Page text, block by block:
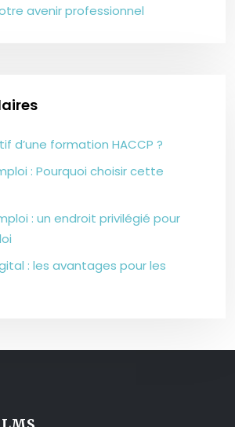
avenir professionnel
d’une formation HACCP ?
: Pourquoi choisir cette
: un endroit privilégié pour
: les avantages pour les